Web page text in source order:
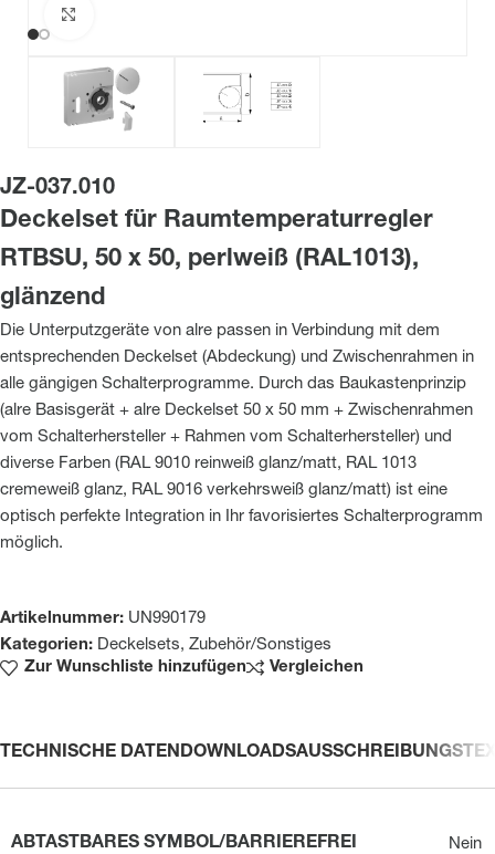
JZ-037.010
Deckelset für Raumtemperaturregler
RTBSU, 50 x 50, perlweiß (RAL1013),
glänzend
Die Unterputzgeräte von alre passen in Verbindung mit dem
entsprechenden Deckelset (Abdeckung) und Zwischenrahmen in
alle gängigen Schalterprogramme. Durch das Baukastenprinzip
(alre Basisgerät + alre Deckelset 50 x 50 mm + Zwischenrahmen
vom Schalterhersteller + Rahmen vom Schalterhersteller) und
diverse Farben (RAL 9010 reinweiß glanz/matt, RAL 1013
cremeweiß glanz, RAL 9016 verkehrsweiß glanz/matt) ist eine
optisch perfekte Integration in Ihr favorisiertes Schalterprogramm
möglich.
Artikelnummer: UN990179
Kategorien: Deckelsets, Zubehör/Sonstiges
Zur Wunschliste hinzufügen
Vergleichen
TECHNISCHE DATENDOWNLOADS
ABTASTBARES SYMBOL/BARRIEREFREI Nein